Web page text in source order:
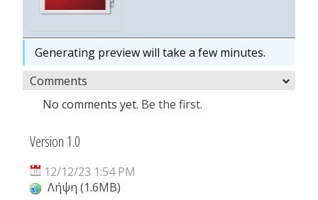
Generating preview will take a few minutes.
Comments
No comments yet. Be the first.
Version 1.0
12/12/23 1:54 PM
Λήψη (1.6MB)